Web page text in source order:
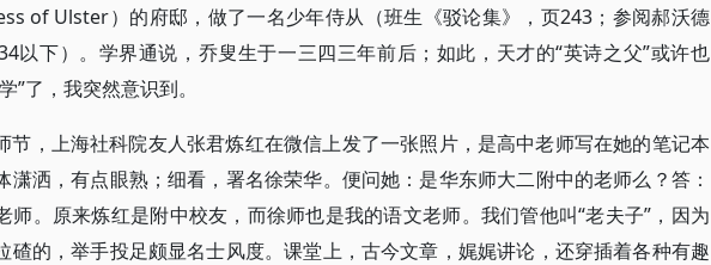
of Ulster）的府邸，做了一名少年侍从（班生《驳论集》，页243；参阅郝沃德
以下）。学界通说，乔叟生于一三四三年前后；如此，天才的“英诗之父”或许也
”了，我突然意识到。
节，上海社科院友人张君炼红在微信上发了一张照片，是高中老师写在她的笔记本
潇洒，有点眼熟；细看，署名徐荣华。便问她：是华东师大二附中的老师么？答：
师。原来炼红是附中校友，而徐师也是我的语文老师。我们管他叫“老夫子”，因为
碴的，举手投足颇显名士风度。课堂上，古今文章，娓娓讲论，还穿插着各种有趣